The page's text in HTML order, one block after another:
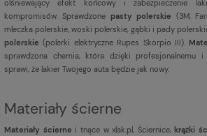
olśniewający efekt końcowy i zabezpieczenie
kompromisów. Sprawdzone pasty polerskie (3M,
mleczka polerskie, woski polerskie, gąbki i pady
polerskie (polerki elektryczne Rupes Skorpio III).
sprawdzona chemia, która dzięki profesjonalnemu i
sprawi, że lakier Twojego auta będzie jak nowy.
Materiały ścierne
Materiały ścierne i tnące w xlak.pl, Ściernice, krążki